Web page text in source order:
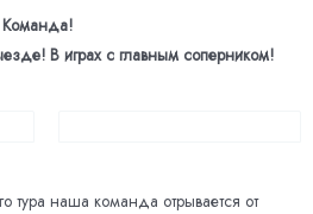
В играх с главным соперником!
тура наша команда отрывается от